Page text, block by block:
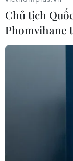
10/07/2022 08:57
Lạm phát đẩy
nhiều gia đình
súc để hiến tế,
tiếp khách
Chủ tịch
Phomvihane